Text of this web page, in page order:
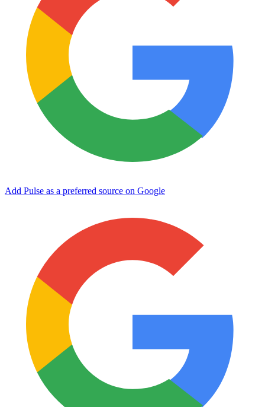
Add Pulse as a preferred source on Google